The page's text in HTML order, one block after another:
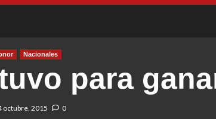
Nacionales
para
octubre, 2015 0